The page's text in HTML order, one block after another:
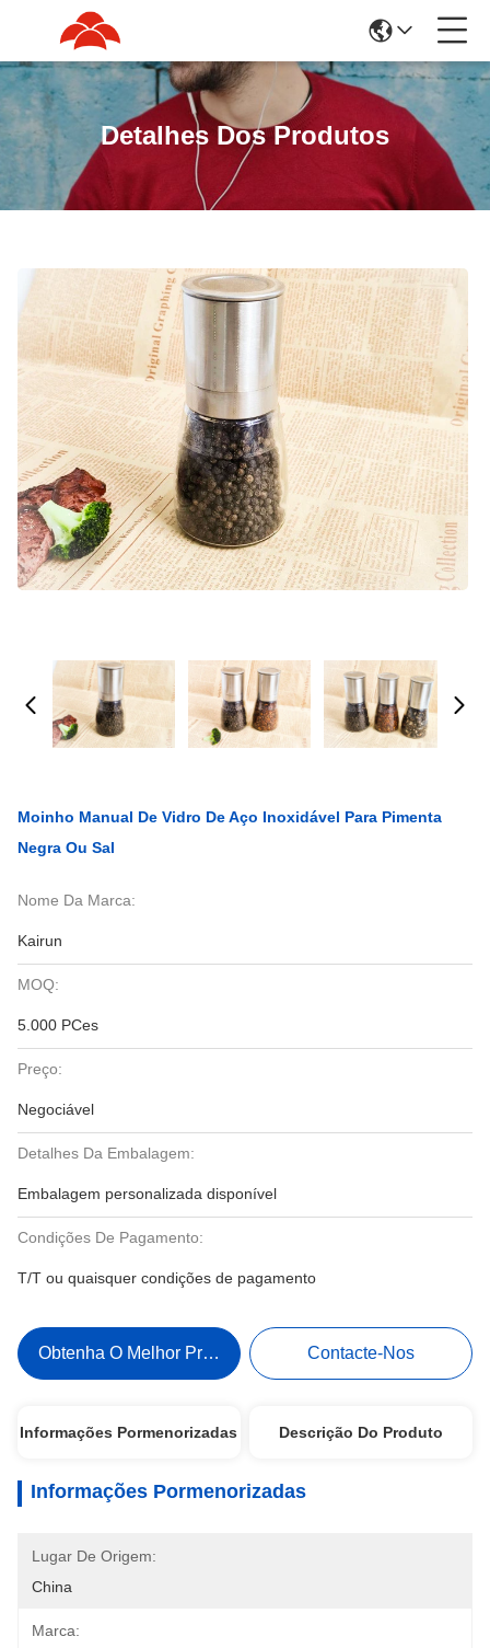
Detalhes Dos Produtos
Moinho Manual De Vidro De Aço Inoxidável Para Pimenta
Negra Ou Sal
Nome Da Marca:
Kairun
MOQ:
5.000 PCes
Preço:
Negociável
Detalhes Da Embalagem:
Embalagem personalizada disponível
Condições De Pagamento:
T/T ou quaisquer condições de pagamento
Obtenha O Melhor Preço Contacte-Nos
Informações Pormenorizadas Descrição Do Produto
Informações Pormenorizadas
Lugar De Origem:
China
Marca: